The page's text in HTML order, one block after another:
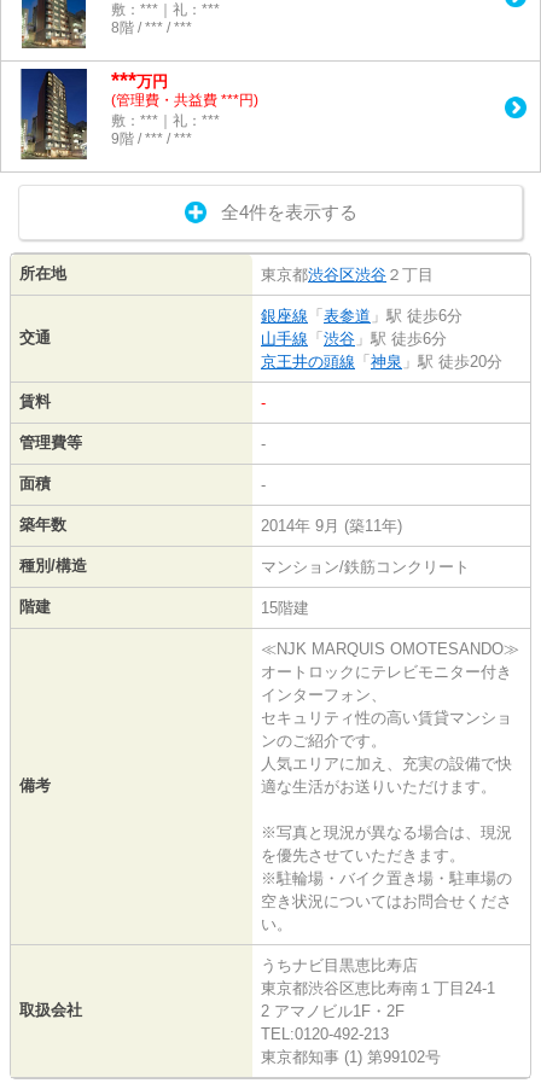
敷：***｜礼：***
8階 / *** / ***
***万円
(管理費・共益費 ***円)
敷：***｜礼：***
9階 / *** / ***
全4件を表示する
所在地 東京都渋谷区渋谷 ２丁目
交通
銀座線 「 表参道 」駅 徒歩6分
山手線 「 渋谷 」駅 徒歩6分
京王井の頭線 「 神泉 」駅 徒歩20分
賃料 -
管理費等 -
面積 -
築年数 2014年 9月 (築11年)
種別/構造 マンション/鉄筋コンクリート
階建 15階建
備考
≪NJK MARQUIS OMOTESANDO≫
オートロックにテレビモニター付き
インターフォン、
セキュリティ性の高い賃貸マンショ
ンのご紹介です。
人気エリアに加え、充実の設備で快
適な生活がお送りいただけます。
※写真と現況が異なる場合は、現況
を優先させていただきます。
※駐輪場・バイク置き場・駐車場の
空き状況についてはお問合せくださ
い。
取扱会社
うちナビ目黒恵比寿店
東京都渋谷区恵比寿南１丁目24-1
2 アマノビル1F・2F
TEL:0120-492-213
東京都知事 (1) 第99102号